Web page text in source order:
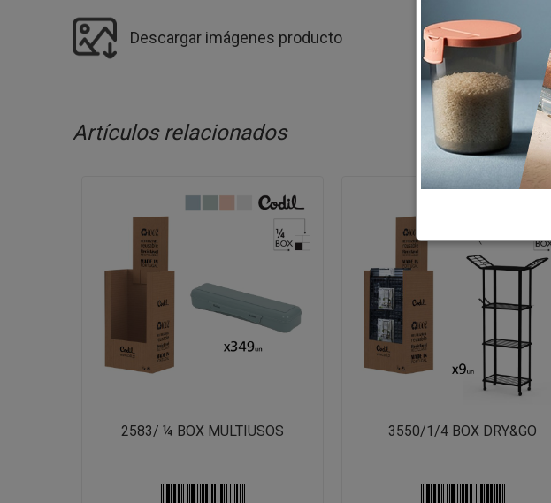
Descargar imágenes producto
Artículos relacionados
2583/ ¼ BOX MULTIUSOS 3550/1/4 BOX DRY&GO